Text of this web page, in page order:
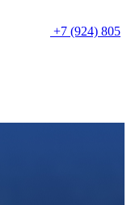
+7 (924) 805